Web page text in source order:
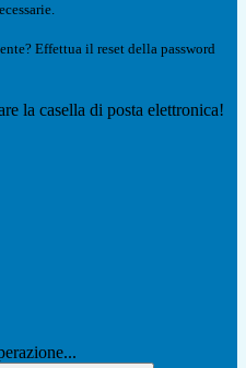
Effettua il reset della password
la casella di posta elettronica!